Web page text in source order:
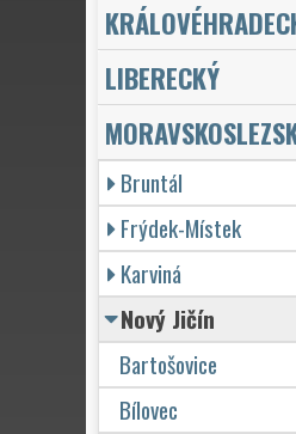
LIBERECKÝ
Bruntál
Frýdek-Místek
Karviná
Nový Jičín
Bartošovice
Bílovec